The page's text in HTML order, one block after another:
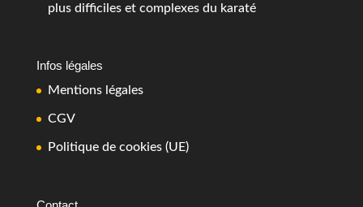
plus difficiles et complexes du karaté
Infos légales
Mentions légales
CGV
Politique de cookies (UE)